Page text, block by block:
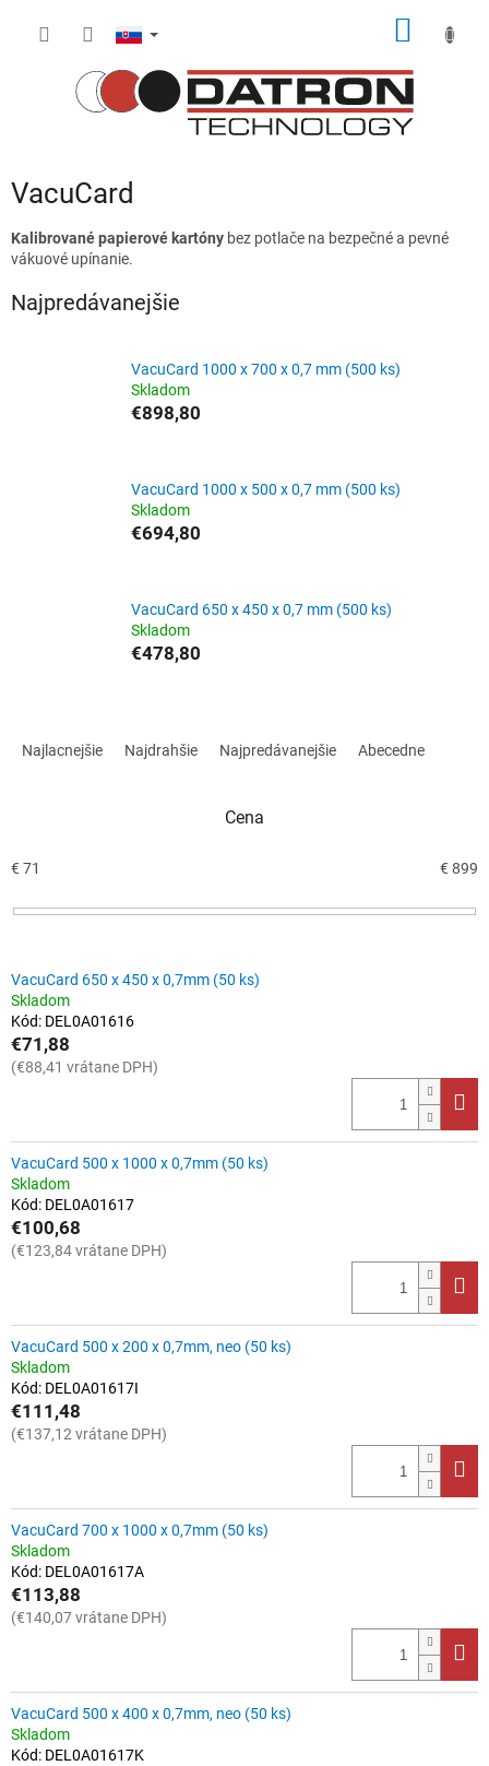
VacuCard
Kalibrované papierové kartóny bez potlače na bezpečné a pevné
vákuové upínanie.
Najpredávanejšie
VacuCard 1000 x 700 x 0,7 mm (500 ks)
Skladom
€898,80
VacuCard 1000 x 500 x 0,7 mm (500 ks)
Skladom
€694,80
VacuCard 650 x 450 x 0,7 mm (500 ks)
Skladom
€478,80
e
r
u
k
t
o
v
Najlacnejšie Najdrahšie Najpredávanejšie Abecedne
Cena
€ 71 € 899
V
ý
p
i
s
o
d
u
k
t
o
VacuCard 650 x 450 x 0,7mm (50 ks)
Skladom
Kód: DEL0A01616
€71,88
(€88,41 vrátane DPH)
VacuCard 500 x 1000 x 0,7mm (50 ks)
Skladom
Kód: DEL0A01617
€100,68
(€123,84 vrátane DPH)
VacuCard 500 x 200 x 0,7mm, neo (50 ks)
Skladom
Kód: DEL0A01617I
€111,48
(€137,12 vrátane DPH)
VacuCard 700 x 1000 x 0,7mm (50 ks)
Skladom
Kód: DEL0A01617A
€113,88
(€140,07 vrátane DPH)
VacuCard 500 x 400 x 0,7mm, neo (50 ks)
Skladom
Kód: DEL0A01617K